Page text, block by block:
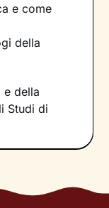
in
di tutto a
che
della tua
risorse
obiettivi
e azione
in alta
e come
della
e della
Studi di